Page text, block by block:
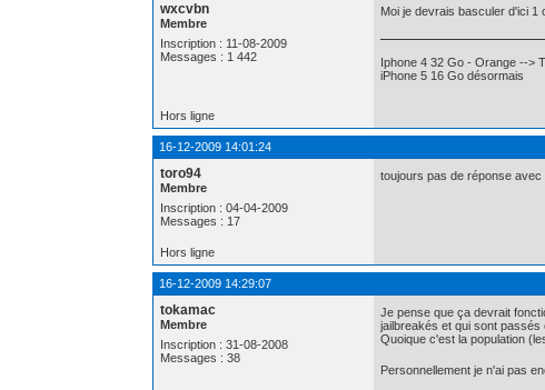
wxcvbn
Membre
Inscription : 11-08-2009
Messages : 1 442
Moi je devrais basculer d'ici 1
Iphone 4 32 Go - Orange -->
iPhone 5 16 Go désormais
Hors ligne
16-12-2009 14:01:24
toro94
Membre
Inscription : 04-04-2009
Messages : 17
toujours pas de réponse avec
Hors ligne
16-12-2009 14:29:07
tokamac
Membre
Inscription : 31-08-2008
Messages : 38
Je pense que ça devrait
jailbreakés et qui sont passés
Quoique c'est la population
Personnellement je n'ai pas